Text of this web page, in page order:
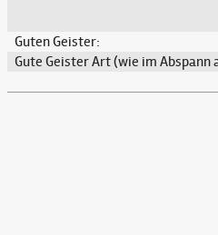
Guten Geister:
Gute Geister Art (wie im Abspann